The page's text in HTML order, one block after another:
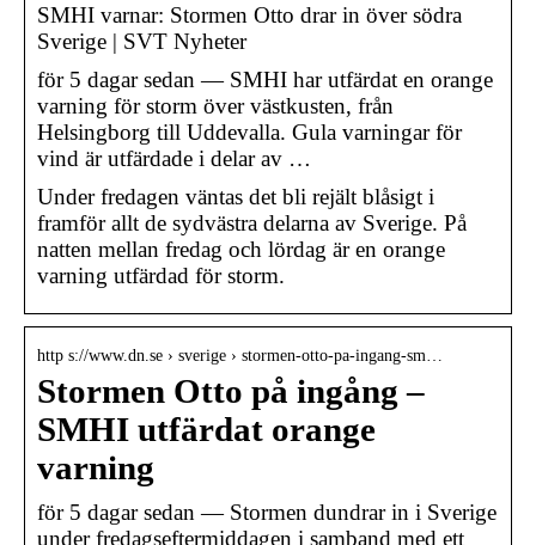
SMHI varnar: Stormen Otto drar in över södra
Sverige | SVT Nyheter
för 5 dagar sedan — SMHI har utfärdat en orange
varning för storm över västkusten, från
Helsingborg till Uddevalla. Gula varningar för
vind är utfärdade i delar av …
Under fredagen väntas det bli rejält blåsigt i
framför allt de sydvästra delarna av Sverige. På
natten mellan fredag och lördag är en orange
varning utfärdad för storm.
http s://www.dn.se › sverige › stormen-otto-pa-ingang-sm…
Stormen Otto på ingång –
SMHI utfärdat orange
varning
för 5 dagar sedan — Stormen dundrar in i Sverige
under fredagseftermiddagen i samband med ett